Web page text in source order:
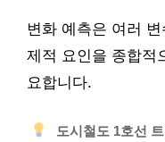
변화 예측은 여러
제적 요인을 종합적
요합니다.
도시철도 1호선